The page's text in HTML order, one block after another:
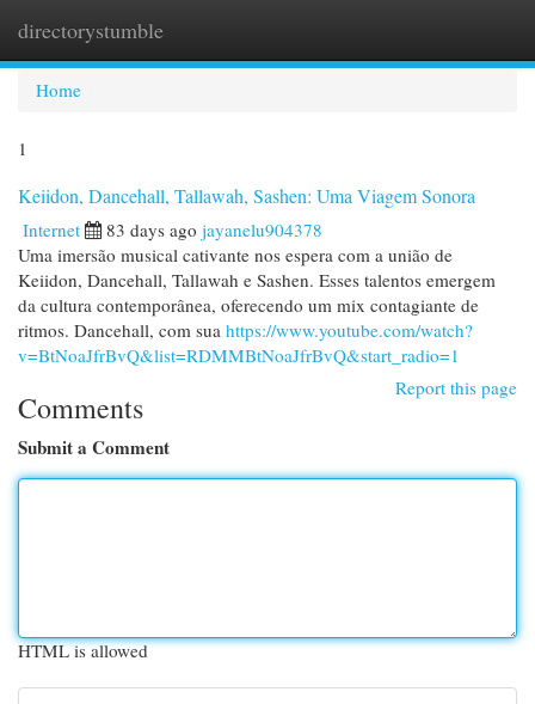
directorystumble
Home
1
Keiidon, Dancehall, Tallawah, Sashen: Uma Viagem Sonora
Internet 83 days ago jayanelu904378
Uma imersão musical cativante nos espera com a união de
Keiidon, Dancehall, Tallawah e Sashen. Esses talentos emergem
da cultura contemporânea, oferecendo um mix contagiante de
ritmos. Dancehall, com sua https://www.youtube.com/watch?
v=BtNoaJfrBvQ&list=RDMMBtNoaJfrBvQ&start_radio=1
Report this page
Comments
Submit a Comment
HTML is allowed